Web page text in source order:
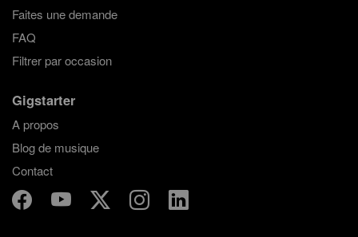
Faites une demande
FAQ
Filtrer par occasion
Gigstarter
A propos
Blog de musique
Contact